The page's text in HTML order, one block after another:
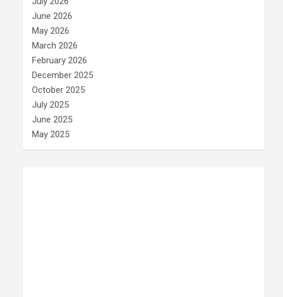
June 2026
May 2026
March 2026
February 2026
December 2025
October 2025
July 2025
June 2025
May 2025